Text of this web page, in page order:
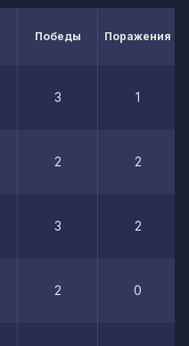
Победы Поражения
3 1
2 2
3 2
2 0